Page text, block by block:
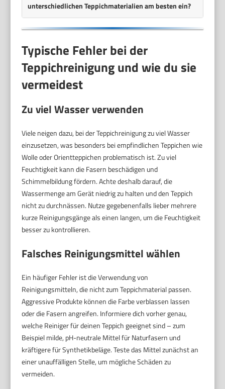
unterschiedlichen Teppichmaterialien am besten ein?
Typische Fehler bei der
Teppichreinigung und wie du sie
vermeidest
Zu viel Wasser verwenden
Viele neigen dazu, bei der Teppichreinigung zu viel Wasser
einzusetzen, was besonders bei empfindlichen Teppichen wie
Wolle oder Orientteppichen problematisch ist. Zu viel
Feuchtigkeit kann die Fasern beschädigen und
Schimmelbildung fördern. Achte deshalb darauf, die
Wassermenge am Gerät niedrig zu halten und den Teppich
nicht zu durchnässen. Nutze gegebenenfalls lieber mehrere
kurze Reinigungsgänge als einen langen, um die Feuchtigkeit
besser zu kontrollieren.
Falsches Reinigungsmittel wählen
Ein häufiger Fehler ist die Verwendung von
Reinigungsmitteln, die nicht zum Teppichmaterial passen.
Aggressive Produkte können die Farbe verblassen lassen
oder die Fasern angreifen. Informiere dich vorher genau,
welche Reiniger für deinen Teppich geeignet sind – zum
Beispiel milde, pH-neutrale Mittel für Naturfasern und
kräftigere für Synthetikbeläge. Teste das Mittel zunächst an
einer unauffälligen Stelle, um mögliche Schäden zu
vermeiden.